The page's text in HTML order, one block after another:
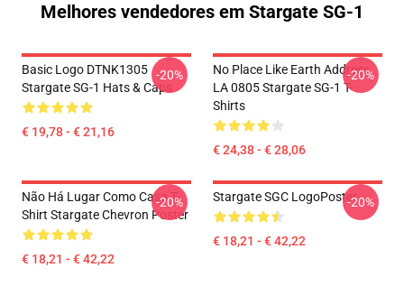
Melhores vendedores em Stargate SG-1
Basic Logo DTNK1305
Stargate SG-1 Hats & Caps
€ 19,78 - € 21,16
-20%
No Place Like Earth Address
LA 0805 Stargate SG-1 T-
Shirts
€ 24,38 - € 28,06
-20%
Não Há Lugar Como Casa T-
Shirt Stargate Chevron Poster
€ 18,21 - € 42,22
-20% Stargate SGC LogoPoster
€ 18,21 - € 42,22
-20%